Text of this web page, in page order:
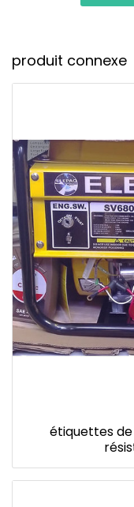
produit connexe
étiquettes